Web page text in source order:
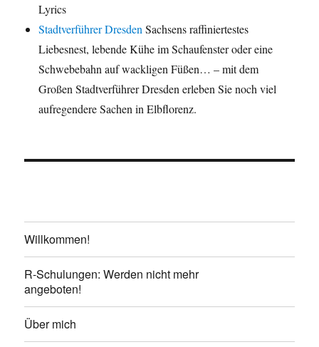
Lyrics
Stadtverführer Dresden Sachsens raffiniertestes
Liebesnest, lebende Kühe im Schaufenster oder eine
Schwebebahn auf wackligen Füßen… – mit dem
Großen Stadtverführer Dresden erleben Sie noch viel
aufregendere Sachen in Elbflorenz.
Willkommen!
R-Schulungen: Werden nicht mehr
angeboten!
Über mich